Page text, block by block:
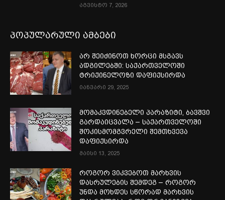
აგვისტო 7, 2026
პოპულარული ამბები
არ შეიძინოთ ხორცი მსგავს
ადგილებში: საქართველოში
ტრიქინელოზი დაფიქსირდა
იანვარი 29, 2025
მომაკვდინებელი პარაზიტი, ბავშვი
გარდაიცვალა – საქართველოში
შოკისმომგვრელი შემთხვევა
დაფიქსირდა
მაისი 13, 2025
როგორ ვიკვებოთ მარხვის
დასრულების შემდეგ – როგორ
უნდა მოხდეს სწორად მარხვის